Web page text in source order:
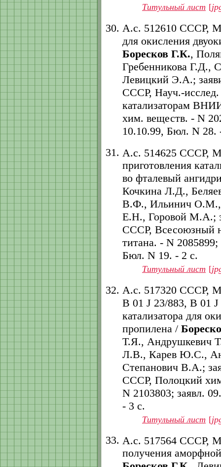
Титульный лист [
А.с. 512610 СССР,
для окисления
Боресков Г.К.,
Гребенникова Г.Д.,
Левицкий Э.А.;
СССР, Науч.-исслед.
катализаторам
хим. веществ. - N
10.10.99, Бюл. N 28.
А.с. 514625 СССР,
приготовления
во фталевый
Кочкина Л.Д.,
В.Ф., Ильинич О.М.,
Е.Н., Горовой М.А.;
СССР, Всесоюзный
титана. - N
Бюл. N 19. - 2 с.
Титульный лист [
А.с. 517320 СССР,
B 01 J 23/883, B 01
катализатора для
пропилена /
Т.Я., Андрушкевич
Л.В., Карев Ю.С.,
Степанович В.А.;
СССР, Полоцкий
N 2103803; заявл.
- 3 с.
Титульный лист [
А.с. 517564 СССР,
получения